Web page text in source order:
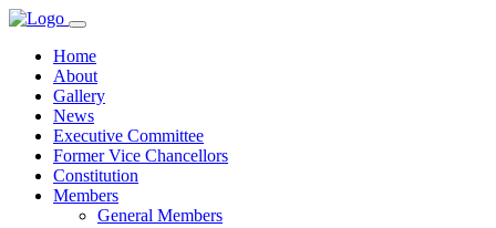
Home
About
Gallery
News
Executive Committee
Former Vice Chancellors
Constitution
Members
General Members